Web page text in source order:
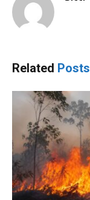
Related Posts